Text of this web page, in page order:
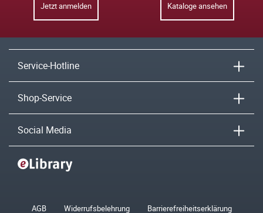
Jetzt anmelden Kataloge ansehen
Service-Hotline
Shop-Service
Social Media
AGB Widerrufsbelehrung Barrierefreiheitserklärung